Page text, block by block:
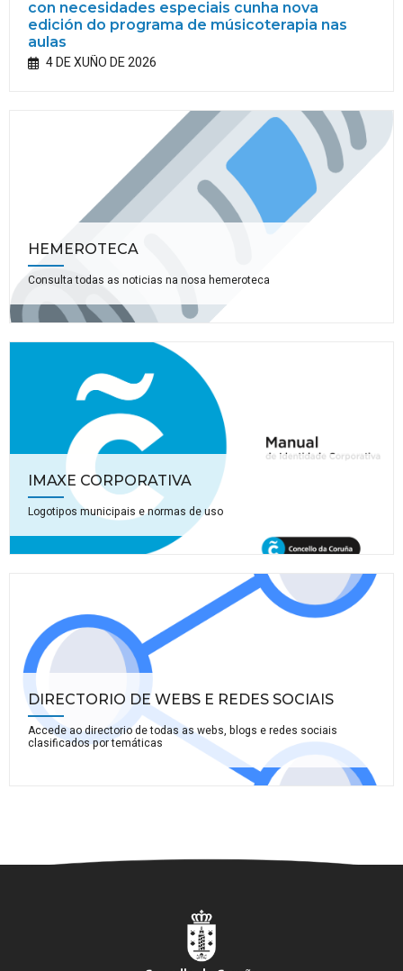
con necesidades especiais cunha nova
edición do programa de músicoterapia nas
aulas
4 DE XUÑO DE 2026
HEMEROTECA
Consulta todas as noticias na nosa hemeroteca
IMAXE CORPORATIVA
Logotipos municipais e normas de uso
DIRECTORIO DE WEBS E REDES SOCIAIS
Accede ao directorio de todas as webs, blogs e redes sociais
clasificados por temáticas